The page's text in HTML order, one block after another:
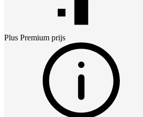
Plus Premium prijs